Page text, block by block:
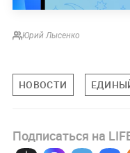
Юрий Лысенко
НОВОСТИ
Подписаться на